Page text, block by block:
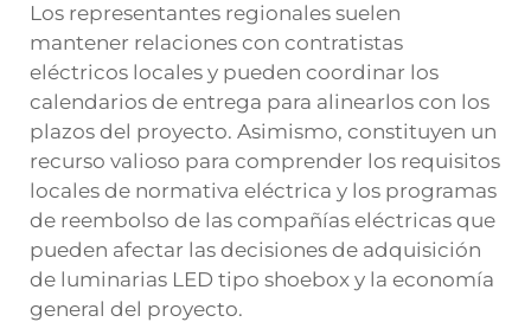
Los representantes regionales suelen
mantener relaciones con contratistas
eléctricos locales y pueden coordinar los
calendarios de entrega para alinearlos con los
plazos del proyecto. Asimismo, constituyen un
recurso valioso para comprender los requisitos
locales de normativa eléctrica y los programas
de reembolso de las compañías eléctricas que
pueden afectar las decisiones de adquisición
de luminarias LED tipo shoebox y la economía
general del proyecto.